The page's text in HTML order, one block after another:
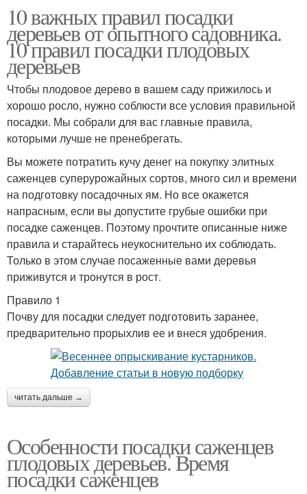
10 важных правил посадки
деревьев от опытного садовника.
10 правил посадки плодовых
деревьев
Чтобы плодовое дерево в вашем саду прижилось и
хорошо росло, нужно соблюсти все условия правильной
посадки. Мы собрали для вас главные правила,
которыми лучше не пренебрегать.
Вы можете потратить кучу денег на покупку элитных
саженцев суперурожайных сортов, много сил и времени
на подготовку посадочных ям. Но все окажется
напрасным, если вы допустите грубые ошибки при
посадке саженцев. Поэтому прочтите описанные ниже
правила и старайтесь неукоснительно их соблюдать.
Только в этом случае посаженные вами деревья
приживутся и тронутся в рост.
Правило 1
Почву для посадки следует подготовить заранее,
предварительно прорыхлив ее и внеся удобрения.
читать дальше →
Особенности посадки саженцев
плодовых деревьев. Время
посадки саженцев